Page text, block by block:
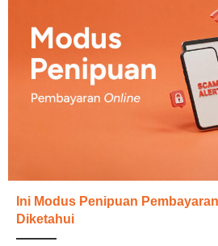
Ini Modus Penipuan
Diketahui